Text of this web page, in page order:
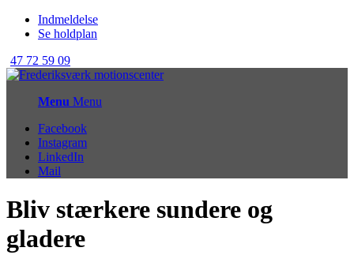
Indmeldelse
Se holdplan
47 72 59 09
Menu Menu
Facebook
Instagram
LinkedIn
Mail
Bliv stærkere sundere og
gladere